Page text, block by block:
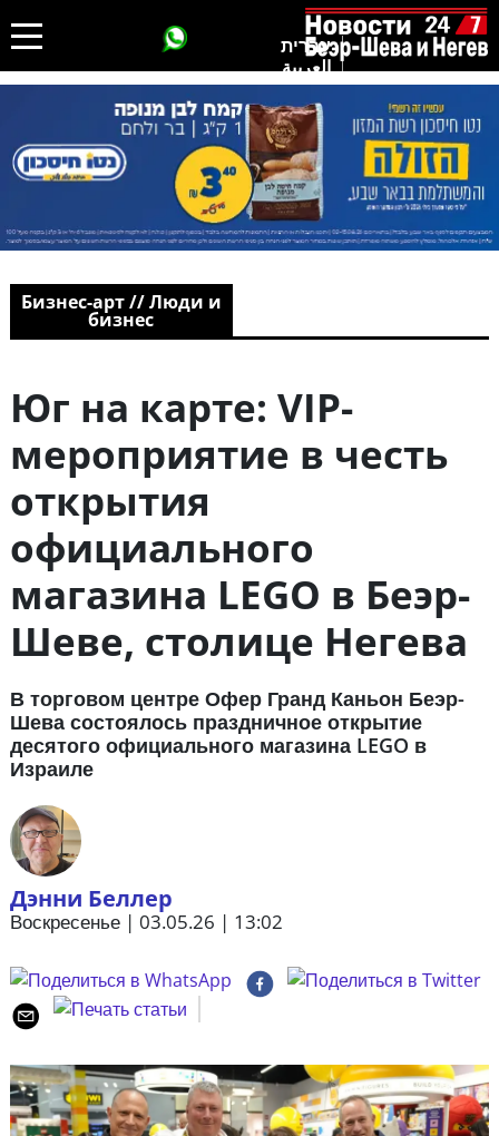
עברית
العربية
Бизнес-арт // Люди и
бизнес
Юг на карте: VIP-
мероприятие в честь
открытия
официального
магазина LEGO в Беэр-
Шеве, столице Негева
В торговом центре Офер Гранд Каньон Беэр-
Шева состоялось праздничное открытие
десятого официального магазина LEGO в
Израиле
Дэнни Беллер
Воскресенье | 03.05.26 | 13:02